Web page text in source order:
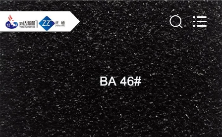
MAISON
PRODUITS
VIDÉOS
2026
Zhengzhou
Zhengtong
Abrasive
Import&Export
Co.,Ltd.
All
Rights
Reserved.